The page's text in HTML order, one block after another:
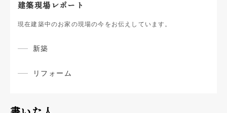
建築現場レポート
現在建築中のお家の現場の今をお伝えしています。
新築
リフォーム